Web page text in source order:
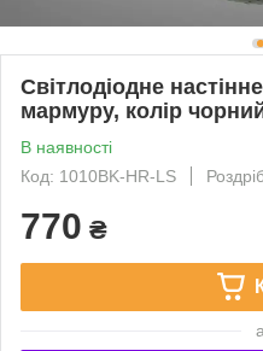
Світлодіодне
мармуру, колір
В наявності
Код: 1010BK-HR-LS
770 ₴